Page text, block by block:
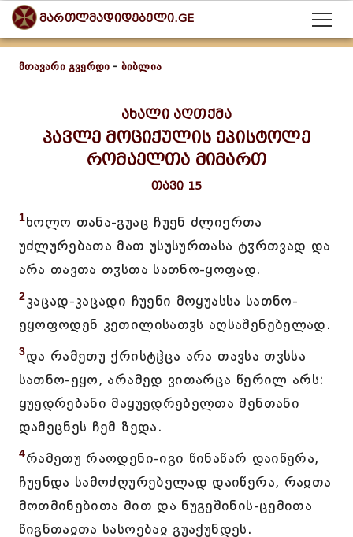
მართლმადიდებელი.GE
მთავარი გვერდი - ბიბლია
ახალი აღთქმა
პავლე მოციქულის ეპისტოლე
რომაელთა მიმართ
თავი 15
1ხოლო თანა-გუაც ჩუენ ძლიერთა
უძლურებათა მათ უსუსურთასა ტჳრთვად და
არა თავთა თჳსთა სათნო-ყოფად.
2კაცად-კაცადი ჩუენი მოყუასსა სათნო-
ეყოფოდენ კეთილისათჳს აღსაშენებელად.
3და რამეთუ ქრისტჱცა არა თავსა თჳსსა
სათნო-ეყო, არამედ ვითარცა წერილ არს:
ყუედრებანი მაყუედრებელთა შენთანი
დამეცნეს ჩემ ზედა.
4რამეთუ რაოდენი-იგი წინაწარ დაიწერა,
ჩუენდა სამოძღურებელად დაიწერა, რაჲთა
მოთმინებითა მით და ნუგეშინის-ცემითა
წიგნთაჲთა სასოებაჲ გუაქუნდეს.